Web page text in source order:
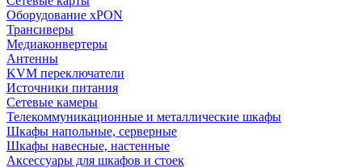
Оборудование xPON
Трансиверы
Медиаконвертеры
Антенны
KVM переключатели
Источники питания
Сетевые камеры
Телекоммуникационные и металлические шкафы
Шкафы напольные, серверные
Шкафы навесные, настенные
Аксессуары для шкафов и стоек